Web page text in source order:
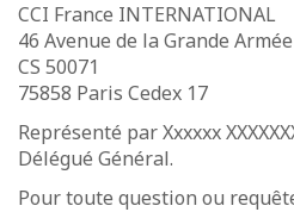
CCI France INTERNATIONAL
46 Avenue de la Grande Armée
CS 50071
75858 Paris Cedex 17
Représenté par Xxxxxx
Délégué Général.
Pour toute question ou